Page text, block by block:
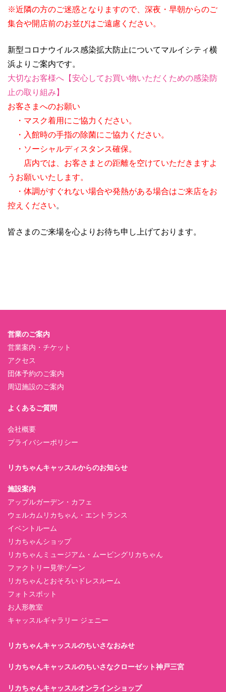
※近隣の方のご迷惑となりますので、深夜・早朝からのご
集合や開店前のお並びはご遠慮ください。
新型コロナウイルス感染拡大防止についてマルイシティ横
浜よりご案内です。
大切なお客様へ【安心してお買い物いただくための感染防
止の取り組み】
お客さまへのお願い
・マスク着用にご協力ください。
・入館時の手指の除菌にご協力ください。
・ソーシャルディスタンス確保。
店内では、お客さまとの距離を空けていただきますよ
うお願いいたします。
・体調がすぐれない場合や発熱がある場合はご来店をお
控えください。
皆さまのご来場を心よりお待ち申し上げております。
営業のご案内
営業案内・チケット
アクセス
団体予約のご案内
周辺施設のご案内
よくあるご質問
会社概要
プライバシーポリシー
リカちゃんキャッスルからのお知らせ
施設案内
アップルガーデン・カフェ
ウェルカムリカちゃん・エントランス
イベントルーム
リカちゃんショップ
リカちゃんミュージアム・ムービングリカちゃん
ファクトリー見学ゾーン
リカちゃんとおそろいドレスルーム
フォトスポット
お人形教室
キャッスルギャラリー ジェニー
リカちゃんキャッスルのちいさなおみせ
リカちゃんキャッスルのちいさなクローゼット神戸三宮
リカちゃんキャッスルオンラインショップ